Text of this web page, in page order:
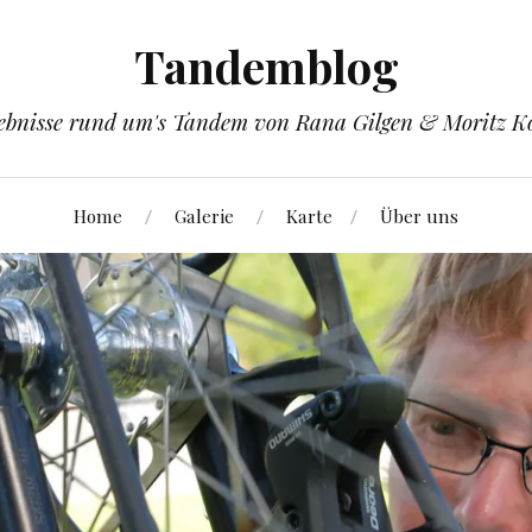
Tandemblog
rund um's Tandem von Rana Gilgen & Moritz
Home Galerie Karte Über uns